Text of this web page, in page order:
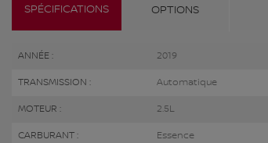
SPÉCIFICATIONS OPTIONS
ANNÉE : 2019
TRANSMISSION : Automatique
MOTEUR : 2.5L
CARBURANT : Essence